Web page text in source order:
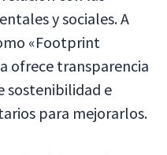
y sociales. A
«Footprint
ofrece transparencia
sostenibilidad e
para mejorarlos.